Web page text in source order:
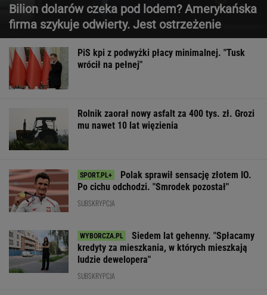
Bilion dolarów czeka pod lodem? Amerykańska
firma szykuje odwierty. Jest ostrzeżenie
PiS kpi z podwyżki płacy minimalnej. "Tusk
wrócił na pełnej"
Rolnik zaorał nowy asfalt za 400 tys. zł. Grozi
mu nawet 10 lat więzienia
Polak sprawił sensację złotem IO.
Po cichu odchodzi. "Smrodek pozostał"
SUBSKRYPCJA
Siedem lat gehenny. "Spłacamy
kredyty za mieszkania, w których mieszkają
ludzie dewelopera"
SUBSKRYPCJA